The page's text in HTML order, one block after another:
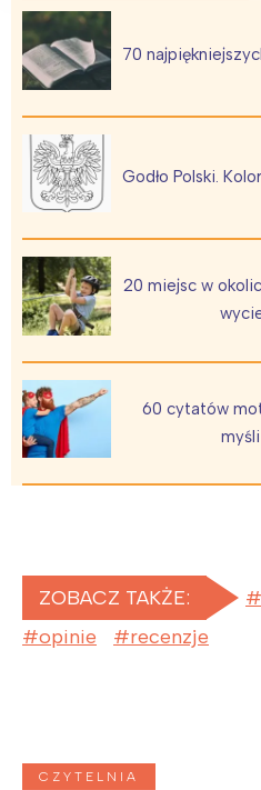
70
Godło Polski.
20 miejsc w
60 cytatów
ZOBACZ TAKŻE:
opinie
recenzje
CZYTELNIA
Poznań
Wrocław